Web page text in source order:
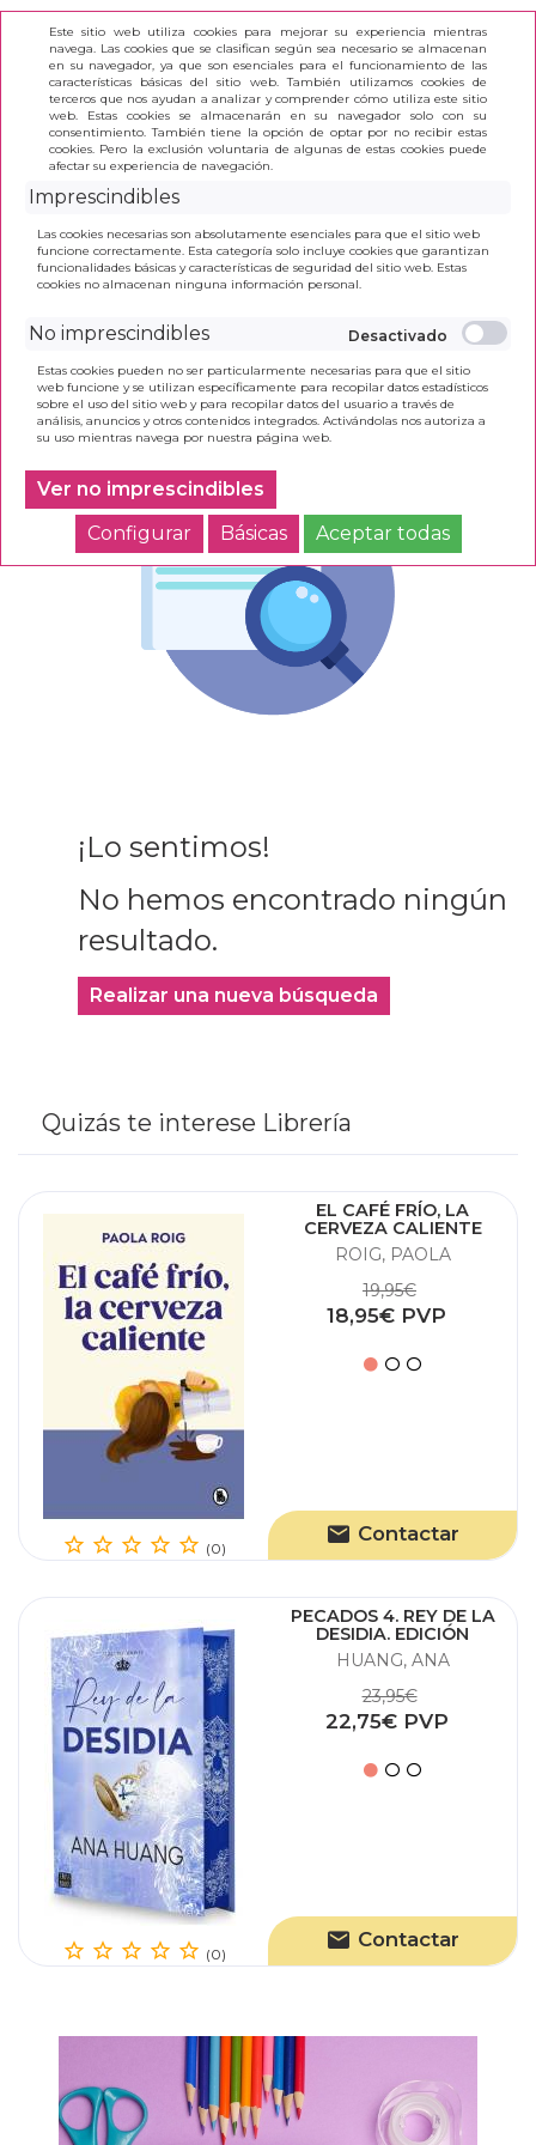
Este sitio web utiliza cookies para mejorar su experiencia mientras
navega. Las cookies que se clasifican según sea necesario se almacenan
en su navegador, ya que son esenciales para el funcionamiento de las
características básicas del sitio web. También utilizamos cookies de
terceros que nos ayudan a analizar y comprender cómo utiliza este sitio
web. Estas cookies se almacenarán en su navegador solo con su
consentimiento. También tiene la opción de optar por no recibir estas
cookies. Pero la exclusión voluntaria de algunas de estas cookies puede
afectar su experiencia de navegación.
Imprescindibles
Las cookies necesarias son absolutamente esenciales para que el sitio web
funcione correctamente. Esta categoría solo incluye cookies que garantizan
funcionalidades básicas y características de seguridad del sitio web. Estas
cookies no almacenan ninguna información personal.
No imprescindibles
Estas cookies pueden no ser particularmente necesarias para que el sitio
web funcione y se utilizan específicamente para recopilar datos estadísticos
sobre el uso del sitio web y para recopilar datos del usuario a través de
análisis, anuncios y otros contenidos integrados. Activándolas nos autoriza a
su uso mientras navega por nuestra página web.
Ver no imprescindibles
Configurar
Básicas Aceptar todas
INICIO > RESULTADO BÚSQUEDA
Estos son los resultados de tu búsqueda:
susaeta ediciones
¡Lo sentimos!
No hemos encontrado ningún
resultado.
Realizar una nueva búsqueda
Quizás te interese Librería
(0)
EL CAFÉ FRÍO, LA
CERVEZA CALIENTE
ROIG, PAOLA
19,95€
18,95€ PVP
Contactar
(0)
PECADOS 4. REY DE LA
DESIDIA. EDICIÓN
ESPECIAL
HUANG, ANA
23,95€
22,75€ PVP
Contactar